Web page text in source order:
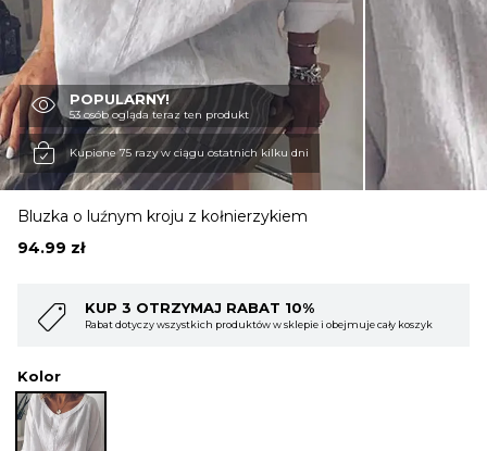
BLUZKI
OBUWIE
BIELIZNA
SWETRY
OKRYCIA WIERZCHNIE
POPULARNY!
53 osób ogląda teraz ten produkt
Kupione 75 razy w ciągu ostatnich kilku dni
Bluzka o luźnym kroju z kołnierzykiem
94.99 zł
cały koszyk
KUP 4 OTRZYMAJ RABAT 15%
Rabat dotyczy wszystkich produktów w sklepie i obejmuje
Kolor